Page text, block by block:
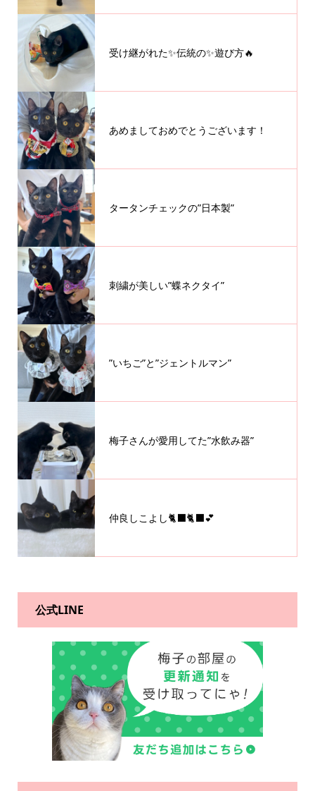
受け継がれた✨伝統の✨遊び方🔥
あめましておめでとうございます！
タータンチェックの”日本製”
刺繍が美しい”蝶ネクタイ”
”いちご”と”ジェントルマン”
梅子さんが愛用してた”水飲み器”
仲良しこよし🐈‍⬛🐈‍⬛💕
公式LINE